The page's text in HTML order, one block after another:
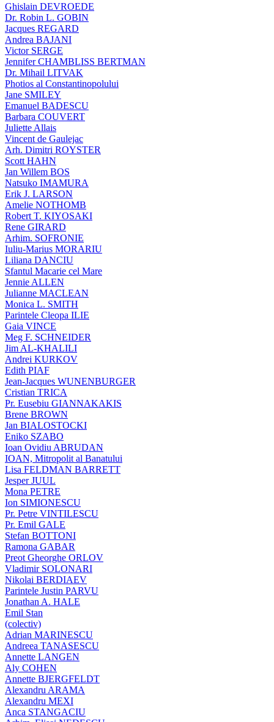
Ghislain DEVROEDE
Dr. Robin L. GOBIN
Jacques REGARD
Andrea BAJANI
Victor SERGE
Jennifer CHAMBLISS BERTMAN
Dr. Mihail LITVAK
Photios al Constantinopolului
Jane SMILEY
Emanuel BADESCU
Barbara COUVERT
Juliette Allais
Vincent de Gaulejac
Arh. Dimitri ROYSTER
Scott HAHN
Jan Willem BOS
Natsuko IMAMURA
Erik J. LARSON
Amelie NOTHOMB
Robert T. KIYOSAKI
Rene GIRARD
Arhim. SOFRONIE
Iuliu-Marius MORARIU
Liliana DANCIU
Sfantul Macarie cel Mare
Jennie ALLEN
Julianne MACLEAN
Monica L. SMITH
Parintele Cleopa ILIE
Gaia VINCE
Meg F. SCHNEIDER
Jim AL-KHALILI
Andrei KURKOV
Edith PIAF
Jean-Jacques WUNENBURGER
Cristian TRICA
Pr. Eusebiu GIANNAKAKIS
Brene BROWN
Jan BIALOSTOCKI
Eniko SZABO
Ioan Ovidiu ABRUDAN
IOAN, Mitropolit al Banatului
Lisa FELDMAN BARRETT
Jesper JUUL
Mona PETRE
Ion SIMIONESCU
Pr. Petre VINTILESCU
Pr. Emil GALE
Stefan BOTTONI
Ramona GABAR
Preot Gheorghe ORLOV
Vladimir SOLONARI
Nikolai BERDIAEV
Parintele Justin PARVU
Jonathan A. HALE
Emil Stan
(colectiv)
Adrian MARINESCU
Andreea TANASESCU
Annette LANGEN
Aly COHEN
Annette BJERGFELDT
Alexandru ARAMA
Alexandru MEXI
Anca STANGACIU